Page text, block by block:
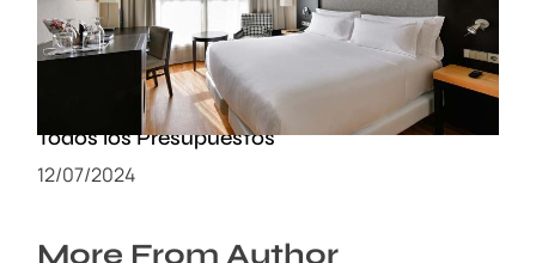
Dormir en el Corazón de Valencia: Las
Mejores Opciones de Alojamientos para
Todos los Presupuestos
12/07/2024
More From Author